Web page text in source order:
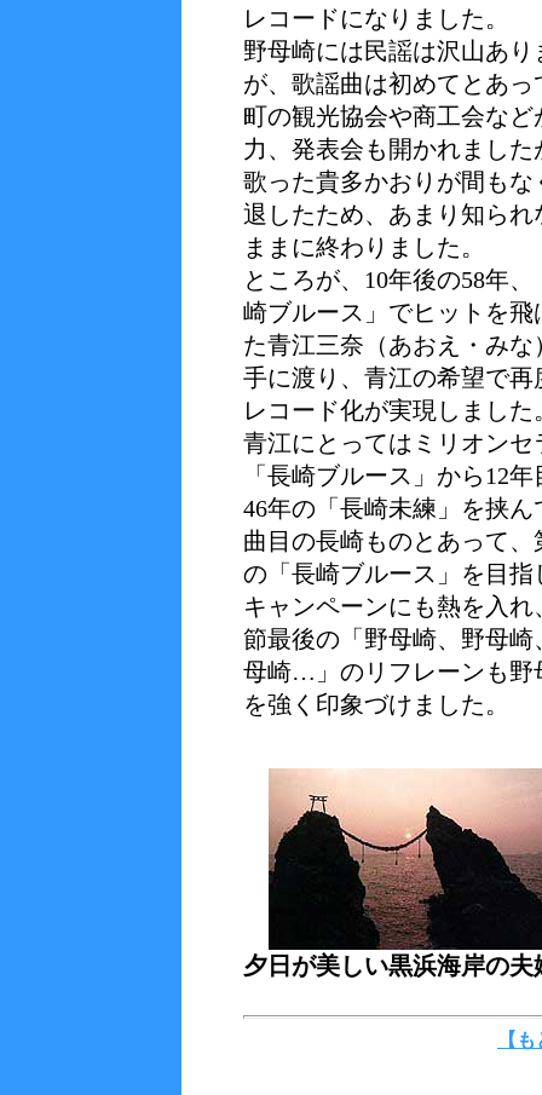
レコードになりました。
野母崎には民謡は沢山あり
が、歌謡曲は初めてとあっ
町の観光協会や商工会など
力、発表会も開かれました
歌った貴多かおりが間もな
退したため、あまり知られ
ままに終わりました。
ところが、10年後の58年、
崎ブルース」でヒットを飛
た青江三奈（あおえ・みな
手に渡り、青江の希望で再
レコード化が実現しました
青江にとってはミリオンセ
「長崎ブルース」から12年
46年の「長崎未練」を挟ん
曲目の長崎ものとあって、
の「長崎ブルース」を目指
キャンペーンにも熱を入れ
節最後の「野母崎、野母崎
母崎…」のリフレーンも野
を強く印象づけました。
夕日が美しい黒浜海岸の夫
【